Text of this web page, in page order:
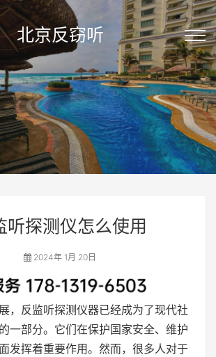
北京反窃听
听探测仪怎么使用
2024年 1月 20日
，反监听探测仪器已经成为了现代社
一部分。它们在保护国家安全、维护
发挥着重要作用。然而，很多人对于